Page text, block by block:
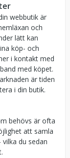
webbutik är
och
lätt kan
köp- och
i kontakt med
med köpet.
är tiden
i din butik.
behövs är ofta
att samla
du sedan